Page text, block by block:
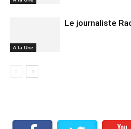
A la Une
Le journaliste